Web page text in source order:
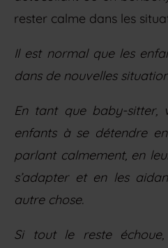
rester calme dans les
Il est normal que les
dans de nouvelles
En tant que baby-sitter,
enfants à se détendre
parlant calmement, en
s’adapter et en les
autre chose.
Si tout le reste